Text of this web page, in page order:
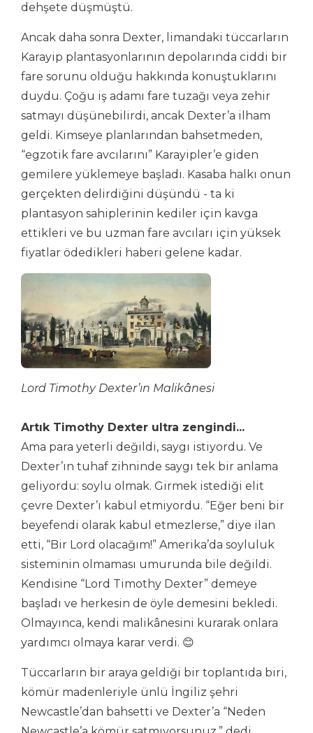
dehşete düşmüştü.
Ancak daha sonra Dexter, limandaki tüccarların
Karayip plantasyonlarının depolarında ciddi bir
fare sorunu olduğu hakkında konuştuklarını
duydu. Çoğu iş adamı fare tuzağı veya zehir
satmayı düşünebilirdi, ancak Dexter’a ilham
geldi. Kimseye planlarından bahsetmeden,
“egzotik fare avcılarını” Karayipler’e giden
gemilere yüklemeye başladı. Kasaba halkı onun
gerçekten delirdiğini düşündü - ta ki
plantasyon sahiplerinin kediler için kavga
ettikleri ve bu uzman fare avcıları için yüksek
fiyatlar ödedikleri haberi gelene kadar.
Lord Timothy Dexter’ın Malikânesi
Artık Timothy Dexter ultra zengindi...
Ama para yeterli değildi, saygı istiyordu. Ve
Dexter’ın tuhaf zihninde saygı tek bir anlama
geliyordu: soylu olmak. Girmek istediği elit
çevre Dexter’ı kabul etmiyordu. “Eğer beni bir
beyefendi olarak kabul etmezlerse,” diye ilan
etti, “Bir Lord olacağım!” Amerika’da soyluluk
sisteminin olmaması umurunda bile değildi.
Kendisine “Lord Timothy Dexter” demeye
başladı ve herkesin de öyle demesini bekledi.
Olmayınca, kendi malikânesini kurarak onlara
yardımcı olmaya karar verdi. 😊
Tüccarların bir araya geldiği bir toplantıda biri,
kömür madenleriyle ünlü İngiliz şehri
Newcastle’dan bahsetti ve Dexter’a “Neden